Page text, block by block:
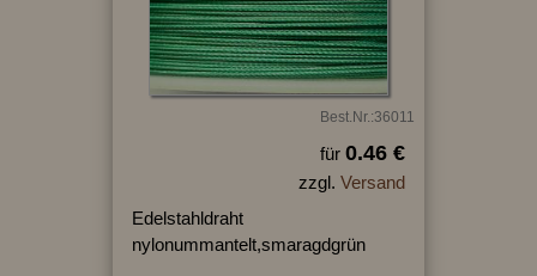
Best.Nr.:36011
für 0.46 €
zzgl. Versand
Edelstahldraht
nylonummantelt,smaragdgrün